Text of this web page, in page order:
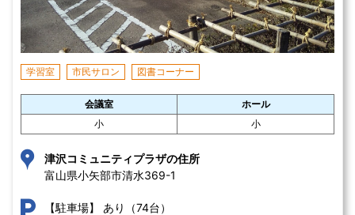
学習室 市民サロン 図書コーナー
会議室
ホール
小
小
津沢コミュニティプラザの住所
富山県小矢部市清水369-1
【駐車場】 あり（74台）